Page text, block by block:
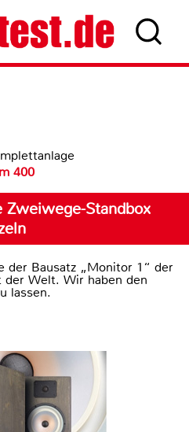
400
Zweiwege-Standbox
der Bausatz „Monitor 1“ der
der Welt. Wir haben den
lassen.